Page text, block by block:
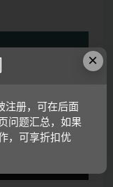
×
注册，可在后面
问题汇总，如果
，可享折扣优